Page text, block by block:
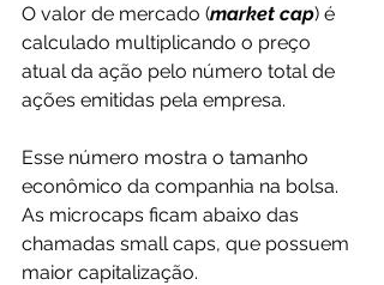
O valor de mercado (market cap) é
calculado multiplicando o preço
atual da ação pelo número total de
ações emitidas pela empresa.
Esse número mostra o tamanho
econômico da companhia na bolsa.
As microcaps ficam abaixo das
chamadas small caps, que possuem
maior capitalização.